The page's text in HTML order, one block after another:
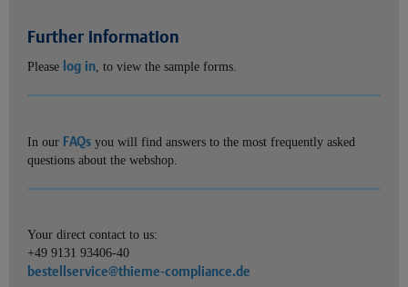
Further information
Please log in, to view the sample forms.
In our FAQs you will find answers to the most frequently asked
questions about the webshop.
Your direct contact to us:
+49 9131 93406-40
bestellservice@thieme-compliance.de